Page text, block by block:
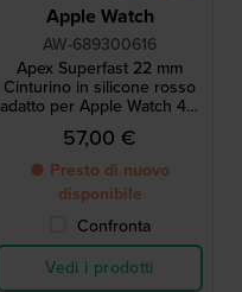
Apple Watch
AW-689300616
Apex Superfast 22 mm
Cinturino in silicone rosso
adatto per Apple Watch 42-
42-49 mm
57,00 €
● Presto di nuovo
disponibile
Confronta
Vedi i prodotti